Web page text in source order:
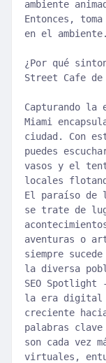
ambiente
Entonces,
en el ambiente.
¿Por qué
Street Cafe de
Capturando
Miami
ciudad. Con
puedes
vasos y el
locales
El paraíso de
se trate de
aventuras o
siempre
la diversa
SEO Spotlight
la era digital
creciente
palabras clave
son cada vez
virtuales,